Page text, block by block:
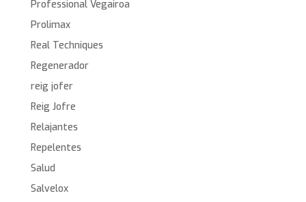
Professional Vegairoa
Prolimax
Real Techniques
Regenerador
reig jofer
Reig Jofre
Relajantes
Repelentes
Salud
Salvelox